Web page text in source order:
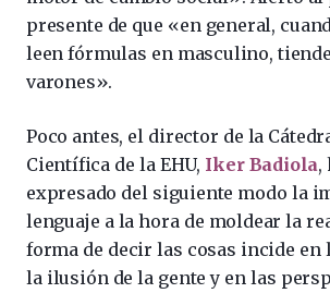
presente de que «en general,
leen fórmulas en masculino,
varones».
Poco antes, el director de la
Científica de la EHU, Iker Badiola,
expresado del siguiente modo la
lenguaje a la hora de moldear la
forma de decir las cosas incide en
la ilusión de la gente y en las